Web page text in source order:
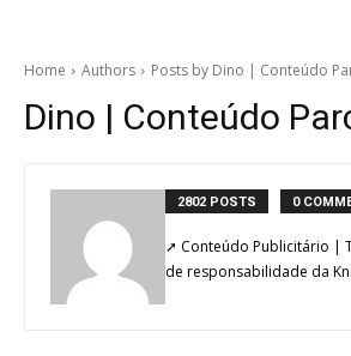
Home Authors Posts by Dino | Conteúdo
Dino | Conteúdo
2802 POSTS 0
➚ Conteúdo Publicitário |
de responsabilidade da